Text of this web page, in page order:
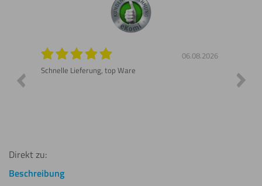
06.08.2026
Schnelle Lieferung, top Ware
Gerne
Direkt zu:
Beschreibung